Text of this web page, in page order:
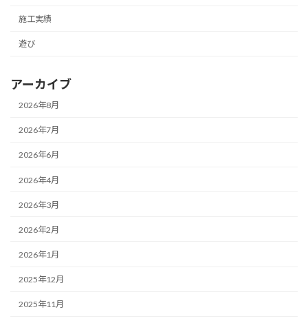
施工実績
遊び
アーカイブ
2026年8月
2026年7月
2026年6月
2026年4月
2026年3月
2026年2月
2026年1月
2025年12月
2025年11月